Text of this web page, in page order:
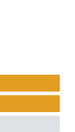
mit
nicht
bestellen.
| webshop by